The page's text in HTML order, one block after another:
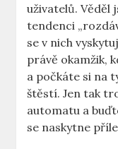
uživatelů. Věděl
tendenci
se v nich
právě okamžik,
a počkáte si na
štěstí. Jen tak
automatu a
se naskytne